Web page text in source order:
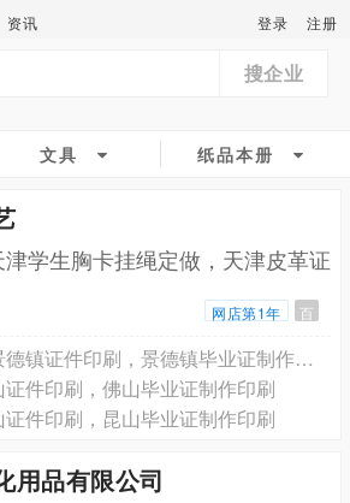
资讯 登录 注册
搜企业
文具 纸品本册
学生胸卡挂绳定做，天津皮革证
网店第1年 百
景德镇证件制作，景德镇证件印刷，景德镇毕业证制作印刷
件印刷，佛山毕业证制作印刷
件印刷，昆山毕业证制作印刷
用品有限公司